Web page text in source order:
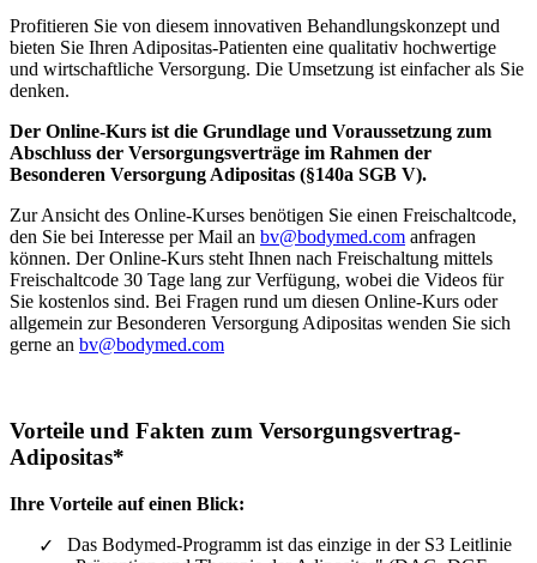
Profitieren Sie von diesem innovativen Behandlungskonzept und
bieten Sie Ihren Adipositas-Patienten eine qualitativ hochwertige
und wirtschaftliche Versorgung. Die Umsetzung ist einfacher als Sie
denken.
Der Online-Kurs ist die Grundlage und Voraussetzung zum
Abschluss der Versorgungsverträge im Rahmen der
Besonderen Versorgung Adipositas (§140a SGB V).
Zur Ansicht des Online-Kurses benötigen Sie einen Freischaltcode,
den Sie bei Interesse per Mail an bv@bodymed.com anfragen
können. Der Online-Kurs steht Ihnen nach Freischaltung mittels
Freischaltcode 30 Tage lang zur Verfügung, wobei die Videos für
Sie kostenlos sind. Bei Fragen rund um diesen Online-Kurs oder
allgemein zur Besonderen Versorgung Adipositas wenden Sie sich
gerne an bv@bodymed.com
Vorteile und Fakten zum Versorgungsvertrag-
Adipositas*
Ihre Vorteile auf einen Blick:
Das Bodymed-Programm ist das einzige in der S3 Leitlinie